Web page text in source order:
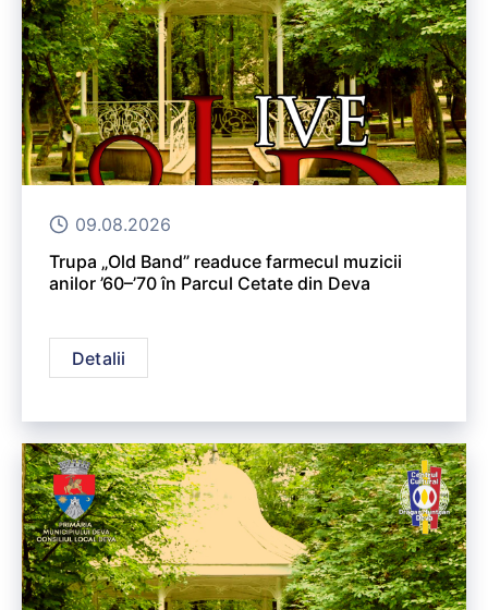
09.08.2026
Trupa „Old Band” readuce farmecul muzicii
anilor ’60–’70 în Parcul Cetate din Deva
Detalii